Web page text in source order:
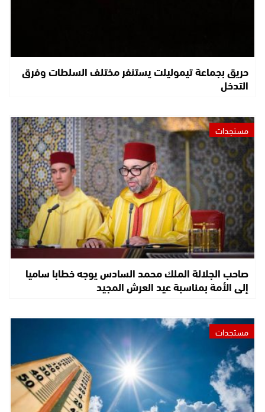
حريق بجماعة تيموليلت يستنفر مختلف السلطات وفرق
التدخل
مستجدات
صاحب الجلالة الملك محمد السادس يوجه خطابا ساميا
إلى الأمة بمناسبة عيد العرش المجيد
مستجدات